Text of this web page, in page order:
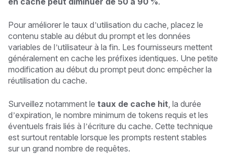
Pour améliorer le taux d’utilisation du cache, placez le
contenu stable au début du prompt et les données
variables de l’utilisateur à la fin. Les fournisseurs mettent
généralement en cache les préfixes identiques. Une petite
modification au début du prompt peut donc empêcher la
réutilisation du cache.
Surveillez notamment le taux de cache hit , la durée
d’expiration, le nombre minimum de tokens requis et les
éventuels frais liés à l’écriture du cache. Cette technique
est surtout rentable lorsque les prompts restent stables
sur un grand nombre de requêtes.